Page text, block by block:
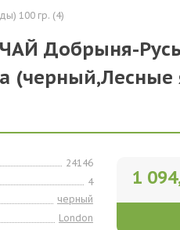
100 гр. (4)
Добрыня-Русь
(черный,Лесные
24146
4
черный
London
1